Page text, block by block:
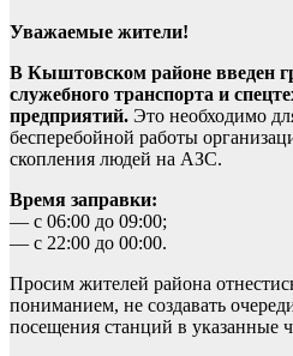
Уважаемые жители!
В Кыштовском районе введен
служебного транспорта и
предприятий. Это необходимо
бесперебойной работы
скопления людей на АЗС.
Время заправки:
— с 06:00 до 09:00;
— с 22:00 до 00:00.
Просим жителей района
пониманием, не создавать
посещения станций в указанные